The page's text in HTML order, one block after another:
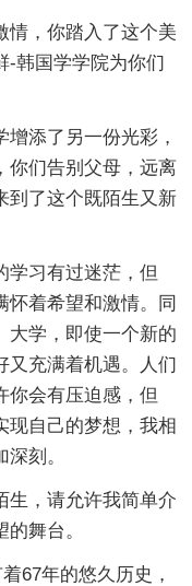
情，你踏入了这个美
-韩国学学院为你们
添了另一份光彩，
你们告别父母，远离
到了这个既陌生又新
学习有过迷茫，但
怀着希望和激情。同
大学，即使一个新的
又充满着机遇。人们
你会有压迫感，但
现自己的梦想，我相
刻。
生，请允许我简单介
舞台。
67年的悠久历史，